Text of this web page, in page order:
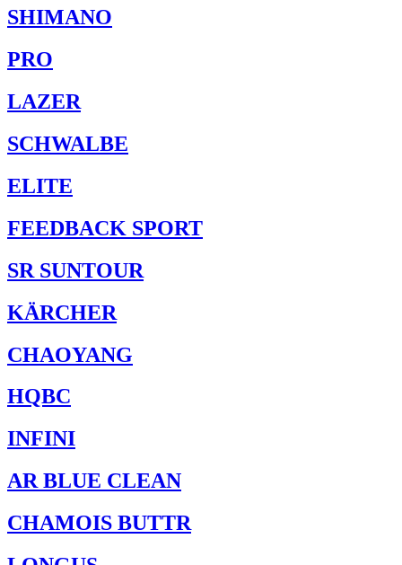
SHIMANO
PRO
LAZER
SCHWALBE
ELITE
FEEDBACK SPORT
SR SUNTOUR
KÄRCHER
CHAOYANG
HQBC
INFINI
AR BLUE CLEAN
CHAMOIS BUTTR